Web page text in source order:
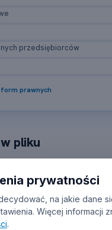
przedsiębiorców
prawnych
pliku
✓ Imię ✓ Nazwisko
✓ Telefon ✓ Kod PKD
prywatności
na jakie dane
Więcej informacji
.